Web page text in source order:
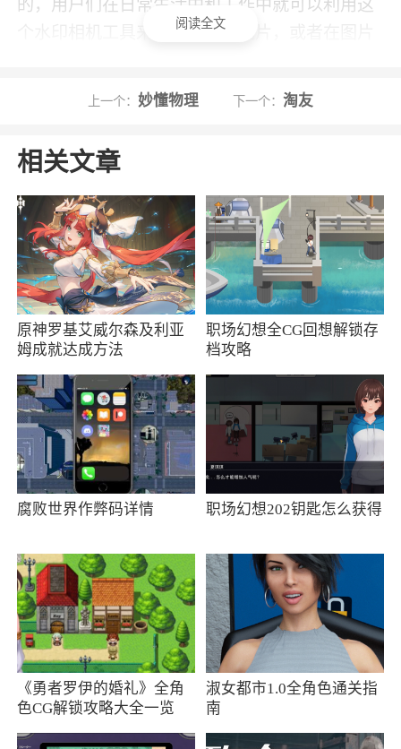
的，用户们在日常生活中和工作中就可以利用这
个水印相机工具来为自己拍摄图片，或者在图片
水印的话，还可以在这个软件上面的使用教程里
这些功能都有具体的步骤解析，可以轻松学懂
场景都能使用的水印相机软件，有众多的水印模
板可以选择，水印内容和样式可以自定义，让你
每次拍摄选择之前自定义的模式就能有效的拍摄
的软件，能提供多种水印字体和颜色，使您的作
品更加吸引人，能运用到大家需要的场合当中，
还提供图片、视频美化的功能
更新日志
新版特性
1.优化了产品体验
2.修复了已知产品BUG
阅读全文
上一个： 妙懂物理 下一个：淘友
相关文章
原神罗基艾威尔森及利亚
姆成就达成方法
职场幻想全CG回想解锁存
档攻略
腐败世界作弊码详情 职场幻想202钥匙怎么获得
《勇者罗伊的婚礼》全角
色CG解锁攻略大全一览
淑女都市1.0全角色通关指
南